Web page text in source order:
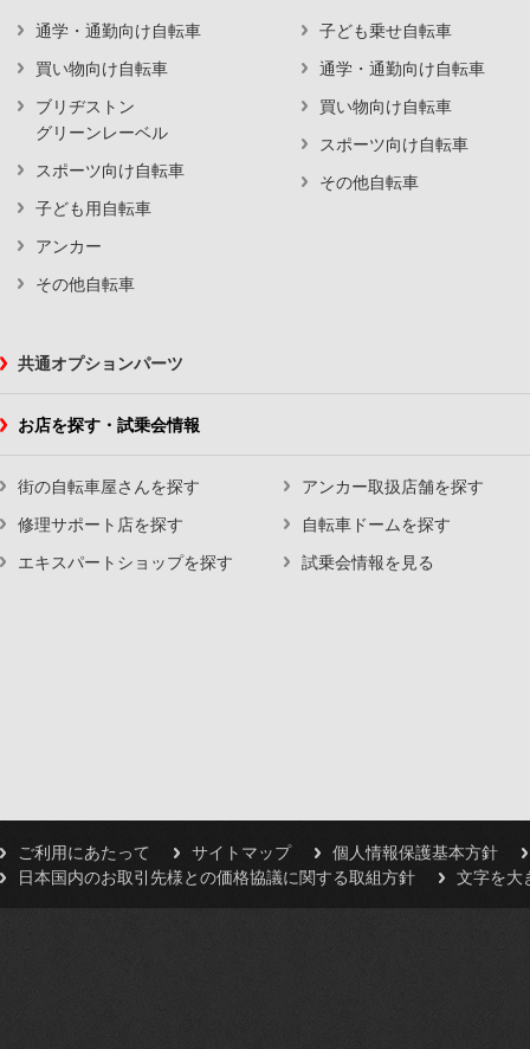
通学・通勤向け自転車
買い物向け自転車
ブリヂストン
グリーンレーベル
スポーツ向け自転車
子ども用自転車
アンカー
その他自転車
子ども乗せ自転車
通学・通勤向け自転車
買い物向け自転車
スポーツ向け自転車
その他自転車
共通オプションパーツ
お店を探す・試乗会情報
街の自転車屋さんを探す
修理サポート店を探す
エキスパートショップを探す
アンカー取扱店舗を探す
自転車ドームを探す
試乗会情報を見る
ご利用にあたって サイトマップ
個人情報保護基本方針
日本国内のお取引先様との価格協議に関する取組方針
文字を大